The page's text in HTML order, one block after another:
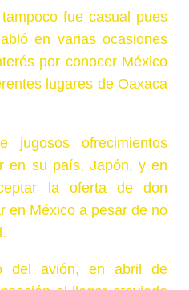
fue casual pues
en varias ocasiones
por conocer México
lugares de Oaxaca
ofrecimientos
en su país, Japón, y en
la oferta de don
en México a pesar de no
del avión, en abril de